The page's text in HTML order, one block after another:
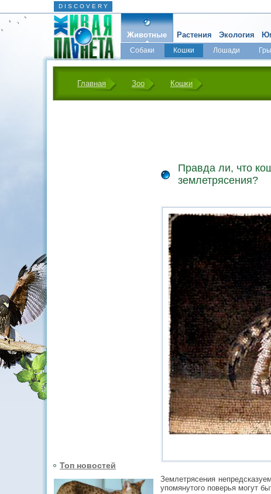
D I S C O V E R Y
Животные
Собаки Кошки Лошади
Растения Экология
Главная Зоо Кошки
Топ новостей
Правда ли, что
землетрясения?
Землетрясения
упомянутого поверья могут